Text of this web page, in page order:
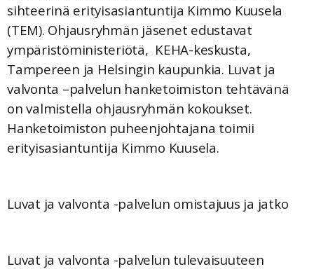
sihteerinä erityisasiantuntija Kimmo Kuusela
(TEM). Ohjausryhmän jäsenet edustavat
ympäristöministeriötä, KEHA-keskusta,
Tampereen ja Helsingin kaupunkia. Luvat ja
valvonta –palvelun hanketoimiston tehtävänä
on valmistella ohjausryhmän kokoukset.
Hanketoimiston puheenjohtajana toimii
erityisasiantuntija Kimmo Kuusela.
Luvat ja valvonta -palvelun omistajuus ja jatko
Luvat ja valvonta -palvelun tulevaisuuteen